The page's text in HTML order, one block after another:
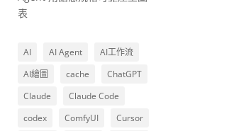
表
AI AI Agent
AI工作流
AI繪圖
cache
ChatGPT
Claude
Claude Code
codex
ComfyUI
Cursor